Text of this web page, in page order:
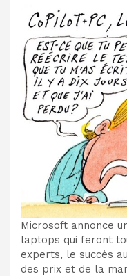
Microsoft annonce
laptops qui feront
experts, le succès
des prix et de la